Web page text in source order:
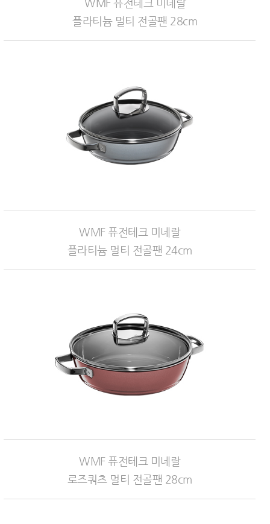
WMF 퓨전테크 미네랄
플라티늄 멀티 전골팬 28cm
WMF 퓨전테크 미네랄
플라티늄 멀티 전골팬 24cm
WMF 퓨전테크 미네랄
로즈쿼츠 멀티 전골팬 28cm